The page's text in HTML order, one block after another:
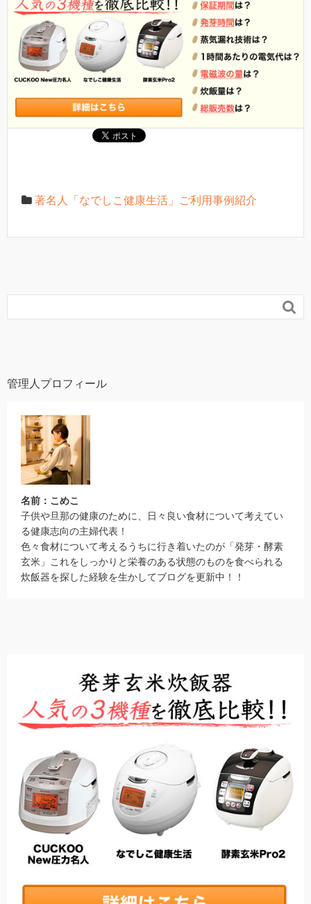
著名人「なでしこ健康生活」ご利用事例紹介

管理人プロフィール
名前：こめこ
子供や旦那の健康のために、日々良い食材について考えてい
る健康志向の主婦代表！
色々食材について考えるうちに行き着いたのが「発芽・酵素
玄米」これをしっかりと栄養のある状態のものを食べられる
炊飯器を探した経験を生かしてブログを更新中！！